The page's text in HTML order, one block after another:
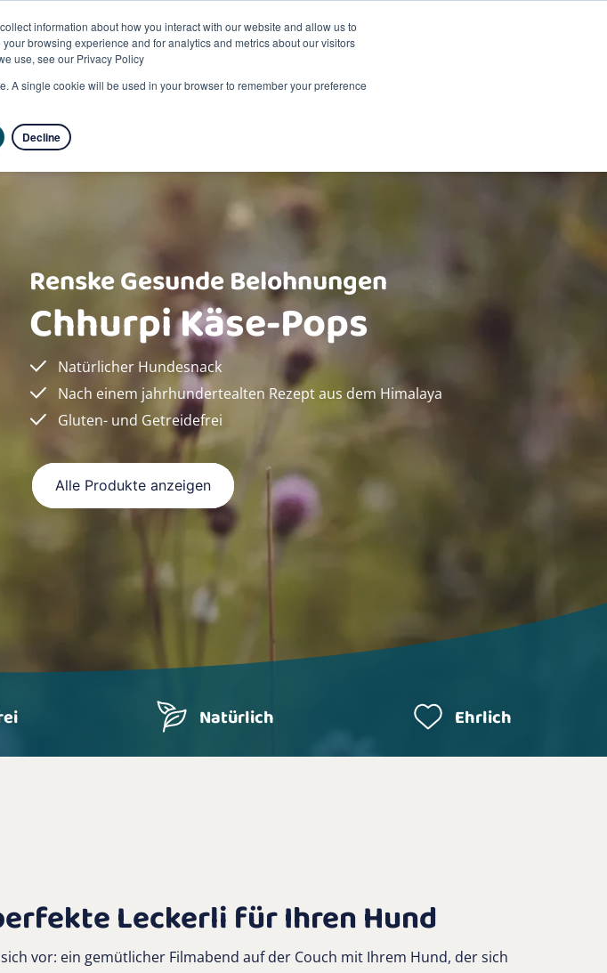
information about how you interact with our website and allow us to
browsing experience and for analytics and metrics about our visitors
use, see our Privacy Policy
A single cookie will be used in your browser to remember your preference
Decline
Renske Gesunde Belohnungen
Chhurpi Käse-Pops
Natürlicher Hundesnack
Nach einem jahrhundertealten Rezept aus dem Himalaya
Gluten- und Getreidefrei
Alle Produkte anzeigen
Natürlich Ehrlich
Leckerli für Ihren Hund
vor: ein gemütlicher Filmabend auf der Couch mit Ihrem Hund, der sich